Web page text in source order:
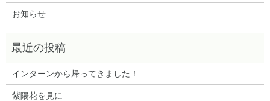
お知らせ
インターンから帰ってきました！
紫陽花を見に